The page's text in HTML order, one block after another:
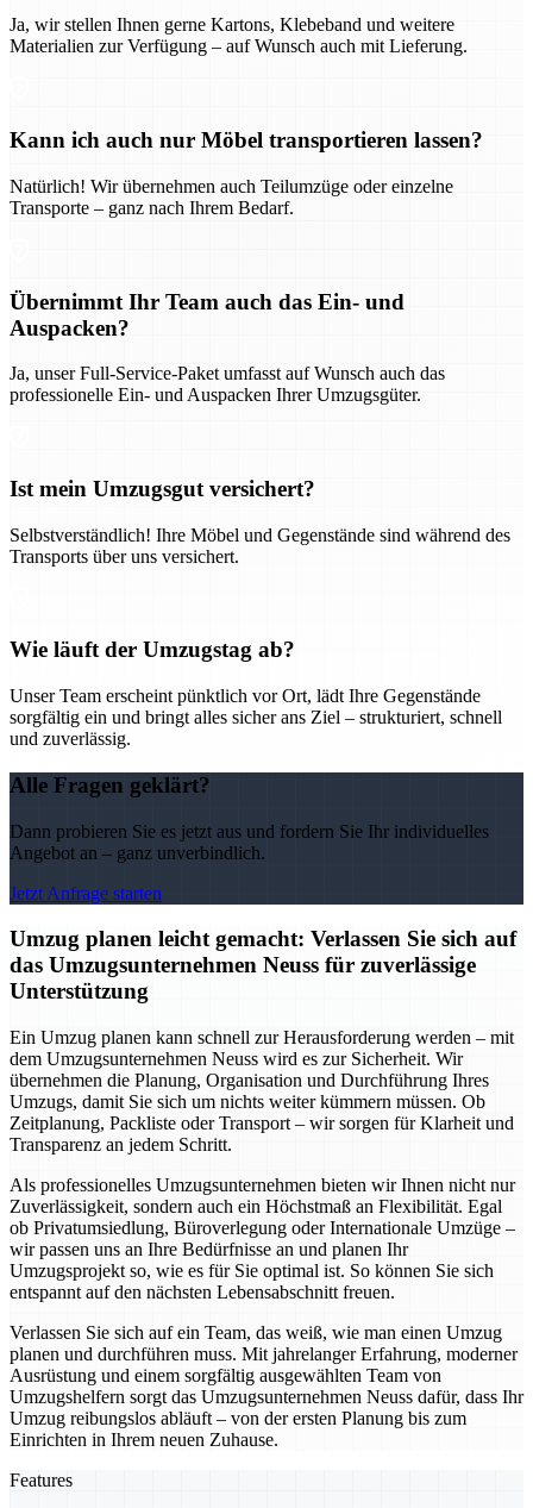
Ja, wir stellen Ihnen gerne Kartons, Klebeband und weitere
Materialien zur Verfügung – auf Wunsch auch mit Lieferung.
Kann ich auch nur Möbel transportieren lassen?
Natürlich! Wir übernehmen auch Teilumzüge oder einzelne
Transporte – ganz nach Ihrem Bedarf.
Übernimmt Ihr Team auch das Ein- und
Auspacken?
Ja, unser Full-Service-Paket umfasst auf Wunsch auch das
professionelle Ein- und Auspacken Ihrer Umzugsgüter.
Ist mein Umzugsgut versichert?
Selbstverständlich! Ihre Möbel und Gegenstände sind während des
Transports über uns versichert.
Wie läuft der Umzugstag ab?
Unser Team erscheint pünktlich vor Ort, lädt Ihre Gegenstände
sorgfältig ein und bringt alles sicher ans Ziel – strukturiert, schnell
und zuverlässig.
Alle Fragen geklärt?
Dann probieren Sie es jetzt aus und fordern Sie Ihr individuelles
Angebot an – ganz unverbindlich.
Jetzt Anfrage starten
Umzug planen leicht gemacht: Verlassen Sie sich auf
das Umzugsunternehmen Neuss für zuverlässige
Unterstützung
Ein Umzug planen kann schnell zur Herausforderung werden – mit
dem Umzugsunternehmen Neuss wird es zur Sicherheit. Wir
übernehmen die Planung, Organisation und Durchführung Ihres
Umzugs, damit Sie sich um nichts weiter kümmern müssen. Ob
Zeitplanung, Packliste oder Transport – wir sorgen für Klarheit und
Transparenz an jedem Schritt.
Als professionelles Umzugsunternehmen bieten wir Ihnen nicht nur
Zuverlässigkeit, sondern auch ein Höchstmaß an Flexibilität. Egal
ob Privatumsiedlung, Büroverlegung oder Internationale Umzüge –
wir passen uns an Ihre Bedürfnisse an und planen Ihr
Umzugsprojekt so, wie es für Sie optimal ist. So können Sie sich
entspannt auf den nächsten Lebensabschnitt freuen.
Verlassen Sie sich auf ein Team, das weiß, wie man einen Umzug
planen und durchführen muss. Mit jahrelanger Erfahrung, moderner
Ausrüstung und einem sorgfältig ausgewählten Team von
Umzugshelfern sorgt das Umzugsunternehmen Neuss dafür, dass Ihr
Umzug reibungslos abläuft – von der ersten Planung bis zum
Einrichten in Ihrem neuen Zuhause.
Features